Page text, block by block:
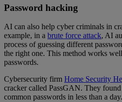
Password hacking
AI can also help cyber criminals in
example, in a brute force attack, AI
process of guessing different
the right one. This method works
passwords.
Cybersecurity firm Home Security
cracker called PassGAN. They
common passwords in less than a day.